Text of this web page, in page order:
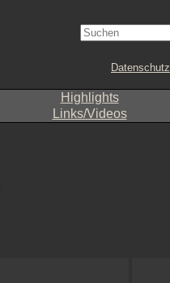
Datenschutz
Highlights
Links/Videos